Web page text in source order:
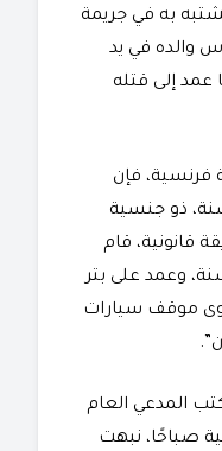
به في جريمة
والده في يد
إلى قتله
فرنسية، فإن
والبالغ من العمر 25 سنة، ذو جنسية
قانونية، قام
والده البالغ من العمر 60 سنة، وعمد على بتر
موقف سيارات
المدعي العام
صباحًا، نبهت